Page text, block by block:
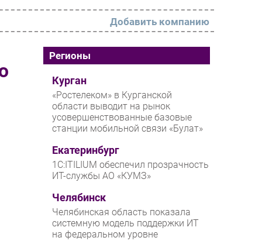
РАЗДЕЛЫ
Новости
Аналитика
Интервью
Проекты
IT класс
Тестовый стенд
Каталог компаний
Добавить компанию
Регионы
Курган
«Ростелеком» в Курганской
области выводит на рынок
усовершенствованные базовые
станции мобильной связи «Булат»
Екатеринбург
1С:ITILIUM обеспечил прозрачность
ИТ-службы АО «КУМЗ»
Челябинск
Челябинская область показала
системную модель поддержки ИТ
на федеральном уровне